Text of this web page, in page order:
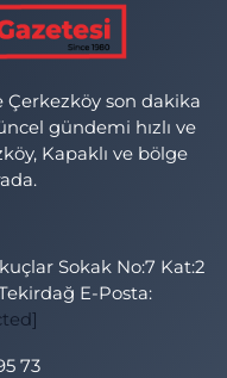
Çerkezköy son dakika
gündemi hızlı ve
Kapaklı ve bölge
Sokak No:7 Kat:2
E-Posta:
73